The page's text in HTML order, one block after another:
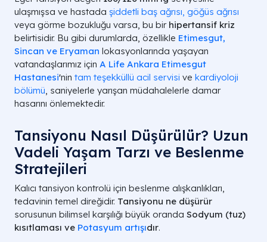
ulaşmışsa ve hastada şiddetli baş ağrısı, göğüs ağrısı
veya görme bozukluğu varsa, bu bir hipertansif kriz
belirtisidir. Bu gibi durumlarda, özellikle Etimesgut,
Sincan ve Eryaman lokasyonlarında yaşayan
vatandaşlarımız için A Life Ankara Etimesgut
Hastanesi'nin tam teşekküllü acil servisi ve kardiyoloji
bölümü, saniyelerle yarışan müdahalelerle damar
hasarını önlemektedir.
Tansiyonu Nasıl Düşürülür? Uzun
Vadeli Yaşam Tarzı ve Beslenme
Stratejileri
Kalıcı tansiyon kontrolü için beslenme alışkanlıkları,
tedavinin temel direğidir. Tansiyonu ne düşürür
sorusunun bilimsel karşılığı büyük oranda Sodyum (tuz)
kısıtlaması ve Potasyum artışıdır.